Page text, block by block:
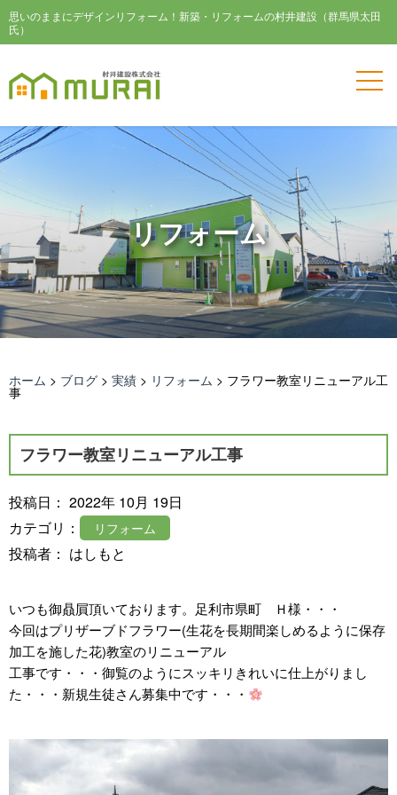
思いのままにデザインリフォーム！新築・リフォームの村井建設（群馬県太田
氏）
リフォーム
ホーム > ブログ > 実績 > リフォーム > フラワー教室リニューアル工
事
フラワー教室リニューアル工事
投稿日： 2022年 10月 19日
カテゴリ：
リフォーム
投稿者： はしもと
いつも御贔屓頂いております。足利市県町 Ｈ様・・・
今回はプリザーブドフラワー(生花を長期間楽しめるように保存
加工を施した花)教室のリニューアル
工事です・・・御覧のようにスッキリきれいに仕上がりまし
た・・・新規生徒さん募集中です・・・